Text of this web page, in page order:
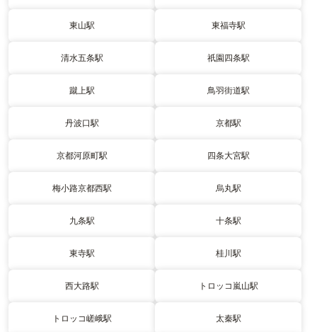
東山駅 東福寺駅
清水五条駅 祇園四条駅
蹴上駅 鳥羽街道駅
丹波口駅 京都駅
京都河原町駅 四条大宮駅
梅小路京都西駅 烏丸駅
九条駅 十条駅
東寺駅 桂川駅
西大路駅 トロッコ嵐山駅
トロッコ嵯峨駅 太秦駅